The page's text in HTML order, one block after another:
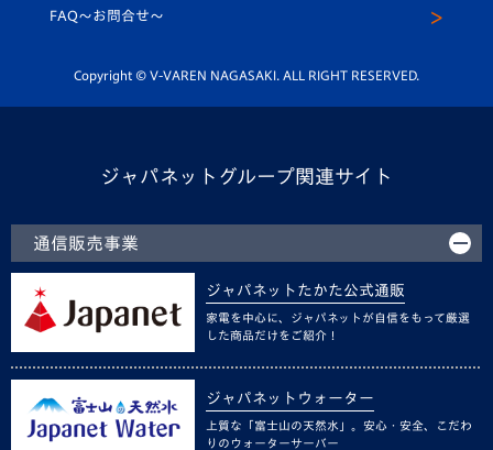
平和祈念活動
ホームタウン活動
スクール
FAQ〜お問合せ〜
Copyright © V-VAREN NAGASAKI. ALL RIGHT RESERVED.
ジャパネットグループ関連サイト
通信販売事業
ジャパネットたかた公式通販
家電を中心に、ジャパネットが自信をもって厳選
した商品だけをご紹介！
ジャパネットウォーター
上質な「富士山の天然水」。安心・安全、こだわ
りのウォーターサーバー